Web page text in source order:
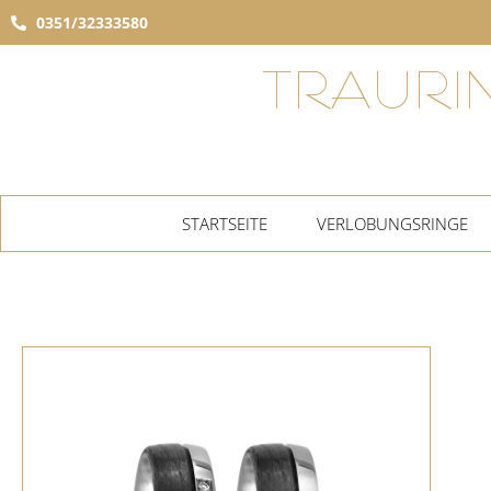
0351/32333580
STARTSEITE VERLOBUNGSRINGE